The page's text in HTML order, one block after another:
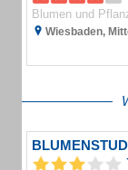
Blumen und
Wiesbaden,